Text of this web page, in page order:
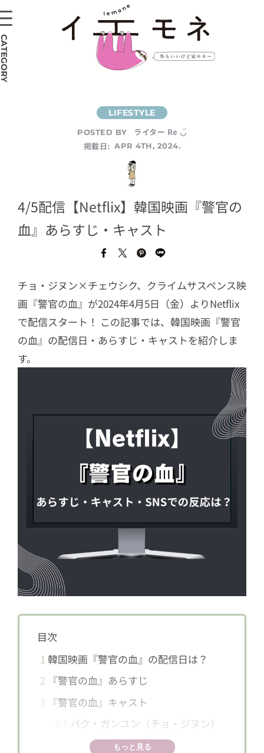
POSTED BY
ライター Re ◡̈
掲載日: APR 4TH, 2024.
4/5配信【Netflix】韓国映画『警官の
血』あらすじ・キャスト
チョ・ジヌン×チェウシク、クライムサスペンス映
画『警官の血』が2024年4月5日（金）よりNetflix
で配信スタート！ この記事では、韓国映画『警官
の血』の配信日・あらすじ・キャストを紹介しま
す。
目次
1 韓国映画『警官の血』の配信日は？
2 『警官の血』あらすじ
3 『警官の血』キャスト
パク・ガンユン（チョ・ジヌン）
チェ・ミンジェ（チェ・ウシク）
もっと見る